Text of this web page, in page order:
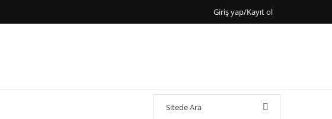
Giriş yap/Kayıt ol